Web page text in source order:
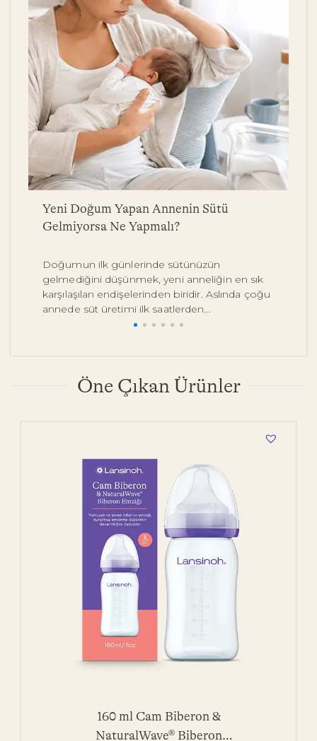
Yeni Doğum Yapan Annenin Sütü
Gelmiyorsa Ne Yapmalı?
Doğumun ilk günlerinde sütünüzün
gelmediğini düşünmek, yeni anneliğin en sık
karşılaşılan endişelerinden biridir. Aslında çoğu
annede süt üretimi ilk saatlerden...
Öne Çıkan Ürünler
160 ml Cam Biberon &
NaturalWave® Biberon